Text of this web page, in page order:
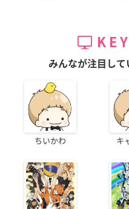
みんなが注目し
ちいかわ キ